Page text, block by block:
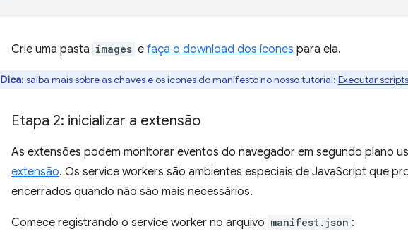
Crie uma pasta images e faça o download dos ícones para ela.
Dica: saiba mais sobre as chaves e os ícones do manifesto no nosso tutorial: Executar
Etapa 2: inicializar a extensão
As extensões podem monitorar eventos do navegador em segundo plano
extensão. Os service workers são ambientes especiais de JavaScript que
encerrados quando não são mais necessários.
Comece registrando o service worker no arquivo manifest.json :